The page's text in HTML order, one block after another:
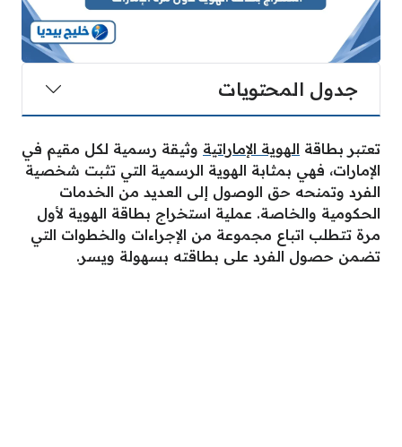
جدول المحتويات
تعتبر بطاقة الهوية الإماراتية وثيقة رسمية لكل مقيم في
الإمارات، فهي بمثابة الهوية الرسمية التي تثبت شخصية
الفرد وتمنحه حق الوصول إلى العديد من الخدمات
الحكومية والخاصة. عملية استخراج بطاقة الهوية لأول
مرة تتطلب اتباع مجموعة من الإجراءات والخطوات التي
تضمن حصول الفرد على بطاقته بسهولة ويسر.